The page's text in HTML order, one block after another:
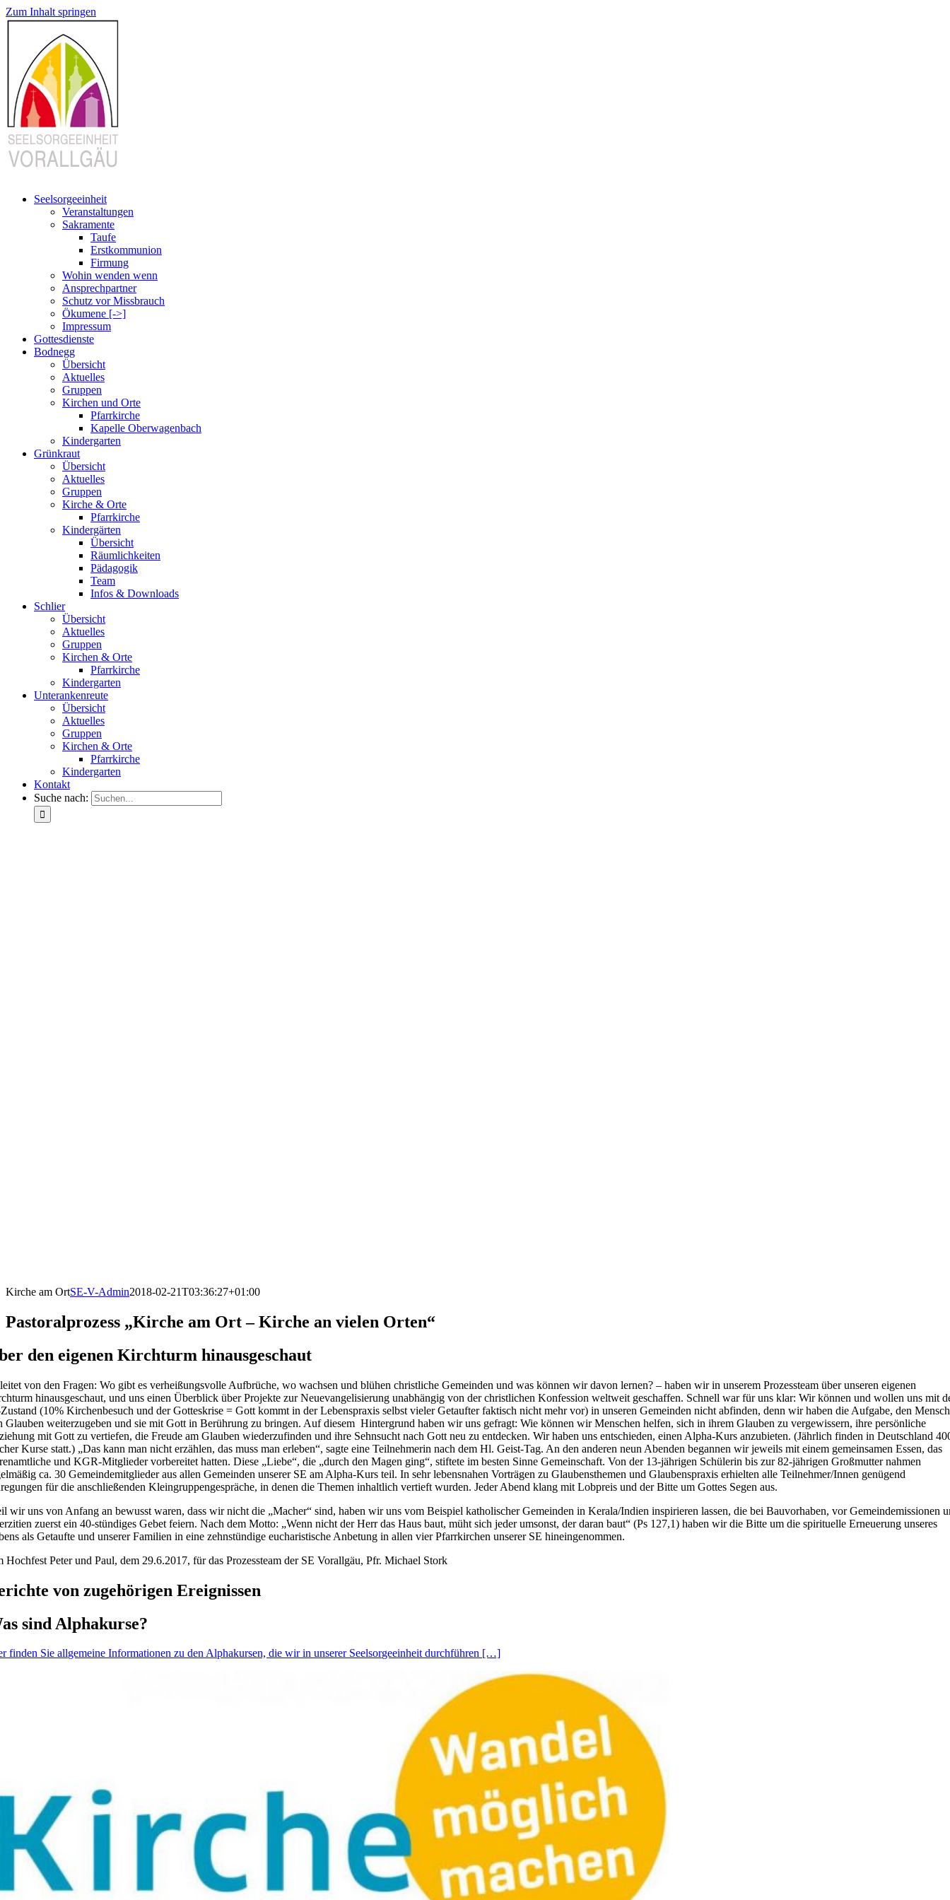
Zum Inhalt springen
Seelsorgeeinheit
Veranstaltungen
Sakramente
Taufe
Erstkommunion
Firmung
Wohin wenden wenn
Ansprechpartner
Schutz vor Missbrauch
Ökumene [->]
Impressum
Gottesdienste
Bodnegg
Übersicht
Aktuelles
Gruppen
Kirchen und Orte
Pfarrkirche
Kapelle Oberwagenbach
Kindergarten
Grünkraut
Übersicht
Aktuelles
Gruppen
Kirche & Orte
Pfarrkirche
Kindergärten
Übersicht
Räumlichkeiten
Pädagogik
Team
Infos & Downloads
Schlier
Übersicht
Aktuelles
Gruppen
Kirchen & Orte
Pfarrkirche
Kindergarten
Unterankenreute
Übersicht
Aktuelles
Gruppen
Kirchen & Orte
Pfarrkirche
Kindergarten
Kontakt
Suche nach:
Kirche am OrtSE-V-Admin2018-02-21T03:36:27+01:00
Pastoralprozess „Kirche am Ort – Kirche an vielen Orten“
den eigenen Kirchturm hinausgeschaut
von den Fragen: Wo gibt es verheißungsvolle Aufbrüche, wo wachsen und blühen christliche Gemeinden und was können wir davon lernen? – haben wir in unserem Prozessteam über unseren eigenen
hinausgeschaut, und uns einen Überblick über Projekte zur Neuevangelisierung unabhängig von der christlichen Konfession weltweit geschaffen. Schnell war für uns klar: Wir können und wollen uns mit
(10% Kirchenbesuch und der Gotteskrise = Gott kommt in der Lebenspraxis selbst vieler Getaufter faktisch nicht mehr vor) in unseren Gemeinden nicht abfinden, denn wir haben die Aufgabe, den
Glauben weiterzugeben und sie mit Gott in Berührung zu bringen. Auf diesem Hintergrund haben wir uns gefragt: Wie können wir Menschen helfen, sich in ihrem Glauben zu vergewissern, ihre persönliche
mit Gott zu vertiefen, die Freude am Glauben wiederzufinden und ihre Sehnsucht nach Gott neu zu entdecken. Wir haben uns entschieden, einen Alpha-Kurs anzubieten. (Jährlich finden in Deutschland
Kurse statt.) „Das kann man nicht erzählen, das muss man erleben“, sagte eine Teilnehmerin nach dem Hl. Geist-Tag. An den anderen neun Abenden begannen wir jeweils mit einem gemeinsamen Essen, das
und KGR-Mitglieder vorbereitet hatten. Diese „Liebe“, die „durch den Magen ging“, stiftete im besten Sinne Gemeinschaft. Von der 13-jährigen Schülerin bis zur 82-jährigen Großmutter nahmen
ca. 30 Gemeindemitglieder aus allen Gemeinden unserer SE am Alpha-Kurs teil. In sehr lebensnahen Vorträgen zu Glaubensthemen und Glaubenspraxis erhielten alle Teilnehmer/Innen genügend
für die anschließenden Kleingruppengespräche, in denen die Themen inhaltlich vertieft wurden. Jeder Abend klang mit Lobpreis und der Bitte um Gottes Segen aus.
wir uns von Anfang an bewusst waren, dass wir nicht die „Macher“ sind, haben wir uns vom Beispiel katholischer Gemeinden in Kerala/Indien inspirieren lassen, die bei Bauvorhaben, vor Gemeindemissionen
zuerst ein 40-stündiges Gebet feiern. Nach dem Motto: „Wenn nicht der Herr das Haus baut, müht sich jeder umsonst, der daran baut“ (Ps 127,1) haben wir die Bitte um die spirituelle Erneuerung unseres
als Getaufte und unserer Familien in eine zehnstündige eucharistische Anbetung in allen vier Pfarrkirchen unserer SE hineingenommen.
Hochfest Peter und Paul, dem 29.6.2017, für das Prozessteam der SE Vorallgäu, Pfr. Michael Stork
von zugehörigen Ereignissen
sind Alphakurse?
finden Sie allgemeine Informationen zu den Alphakursen, die wir in unserer Seelsorgeeinheit durchführen […]